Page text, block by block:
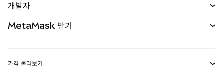
무기한 선물
실물자산
개발자
MetaMask 받기
가격 둘러보기